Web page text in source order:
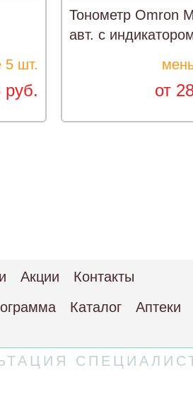
5 шт.
руб.
Тонометр Omron
авт. с
от
Акции
Контакты
Каталог Аптеки